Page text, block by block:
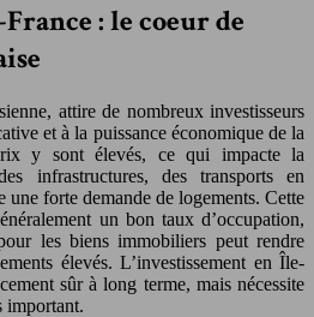
: le coeur de
attire de nombreux investisseurs
et à la puissance économique de la
y sont élevés, ce qui impacte la
infrastructures, des transports en
une forte demande de logements. Cette
un bon taux d’occupation,
les biens immobiliers peut rendre
élevés. L’investissement en Île-
sûr à long terme, mais nécessite
important.